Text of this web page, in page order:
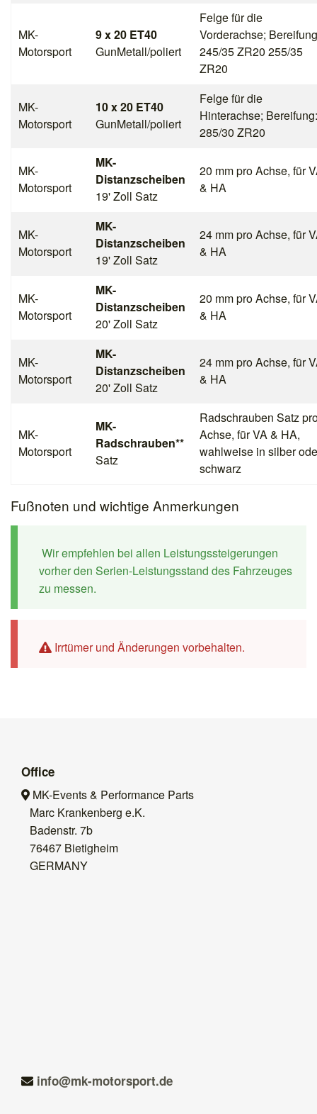
MK-
Motorsport
9 x 20 ET40
GunMetall/poliert
Felge für die
Vorderachse;
245/35 ZR20 255/35
ZR20
MK-
Motorsport
10 x 20 ET40
GunMetall/poliert
Felge für die
Hinterachse; Bereifung:
285/30 ZR20
MK-
Motorsport
MK-
Distanzscheiben
19' Zoll Satz
20 mm pro Achse, für
& HA
MK-
Motorsport
MK-
Distanzscheiben
19' Zoll Satz
24 mm pro Achse, für
& HA
MK-
Motorsport
MK-
Distanzscheiben
20' Zoll Satz
20 mm pro Achse, für
& HA
MK-
Motorsport
MK-
Distanzscheiben
20' Zoll Satz
24 mm pro Achse, für
& HA
MK-
Motorsport
MK-
Radschrauben**
Satz
Radschrauben Satz
Achse, für VA & HA,
wahlweise in silber
schwarz
Fußnoten und wichtige Anmerkungen
Wir empfehlen bei allen Leistungssteigerungen
vorher den Serien-Leistungsstand des Fahrzeuges
zu messen.
Irrtümer und Änderungen vorbehalten.
Office
MK-Events & Performance Parts
Marc Krankenberg e.K.
Badenstr. 7b
76467 Bietigheim
GERMANY
ed.tropsrotom-km@ofni